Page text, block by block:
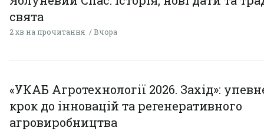
свята
2 хв на прочитання Вчора
«УКАБ Агротехнології 2026. Захід»:
крок до інновацій та регенеративного
агровиробництва